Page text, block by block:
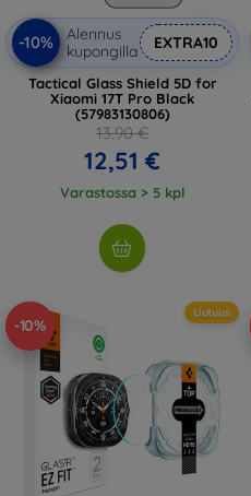
-10%
Alennus
kupongilla
EXTRA10
Tactical Glass Shield 5D for
Xiaomi 17T Pro Black
(57983130806)
13,90 €
12,51 €
Varastossa > 5 kpl
-10%
Uutuus